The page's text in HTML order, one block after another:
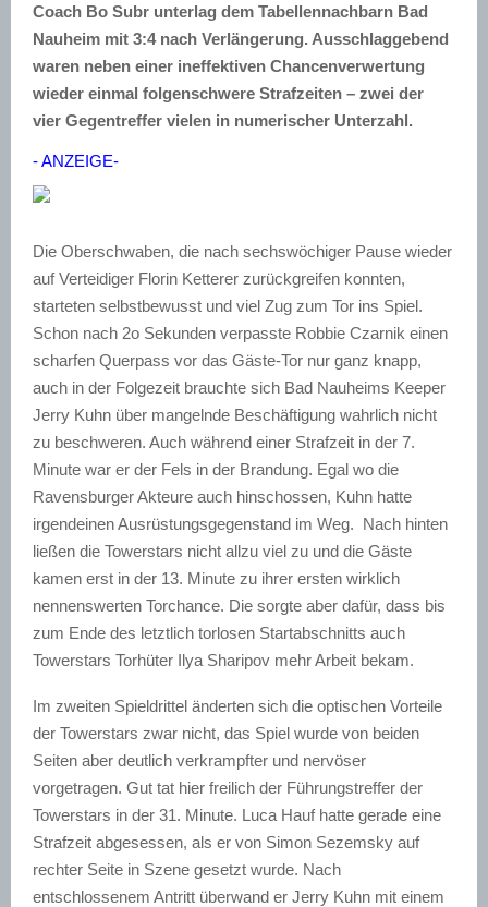
Coach Bo Subr unterlag dem Tabellennachbarn Bad
Nauheim mit 3:4 nach Verlängerung. Ausschlaggebend
waren neben einer ineffektiven Chancenverwertung
wieder einmal folgenschwere Strafzeiten – zwei der
vier Gegentreffer vielen in numerischer Unterzahl.
- ANZEIGE-
Die Oberschwaben, die nach sechswöchiger Pause wieder
auf Verteidiger Florin Ketterer zurückgreifen konnten,
starteten selbstbewusst und viel Zug zum Tor ins Spiel.
Schon nach 2o Sekunden verpasste Robbie Czarnik einen
scharfen Querpass vor das Gäste-Tor nur ganz knapp,
auch in der Folgezeit brauchte sich Bad Nauheims Keeper
Jerry Kuhn über mangelnde Beschäftigung wahrlich nicht
zu beschweren. Auch während einer Strafzeit in der 7.
Minute war er der Fels in der Brandung. Egal wo die
Ravensburger Akteure auch hinschossen, Kuhn hatte
irgendeinen Ausrüstungsgegenstand im Weg. Nach hinten
ließen die Towerstars nicht allzu viel zu und die Gäste
kamen erst in der 13. Minute zu ihrer ersten wirklich
nennenswerten Torchance. Die sorgte aber dafür, dass bis
zum Ende des letztlich torlosen Startabschnitts auch
Towerstars Torhüter Ilya Sharipov mehr Arbeit bekam.
Im zweiten Spieldrittel änderten sich die optischen Vorteile
der Towerstars zwar nicht, das Spiel wurde von beiden
Seiten aber deutlich verkrampfter und nervöser
vorgetragen. Gut tat hier freilich der Führungstreffer der
Towerstars in der 31. Minute. Luca Hauf hatte gerade eine
Strafzeit abgesessen, als er von Simon Sezemsky auf
rechter Seite in Szene gesetzt wurde. Nach
entschlossenem Antritt überwand er Jerry Kuhn mit einem